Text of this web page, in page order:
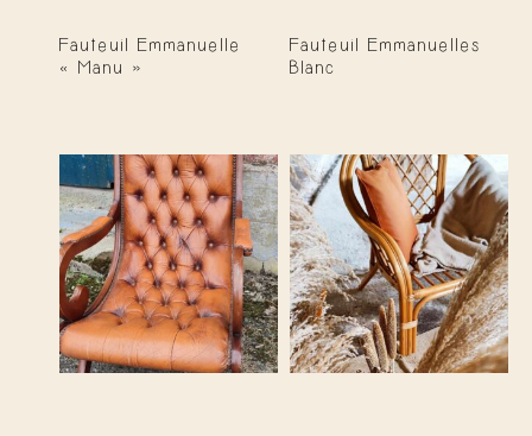
Fauteuil Emmanuelle
« Manu »
Fauteuil Emmanuelles
Blanc